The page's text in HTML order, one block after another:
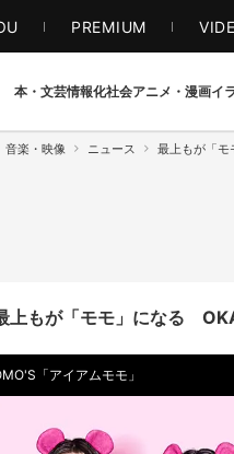
PREMIUM
本・文芸情報化社会アニメ・漫画イ
音楽・映像 ニュース 最上もが「モ
上もが「モモ」になる
「アイアムモモ」